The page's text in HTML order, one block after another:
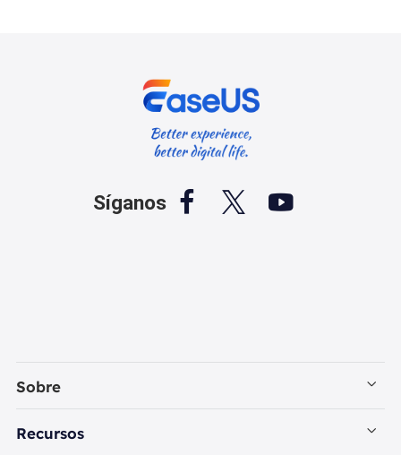
Síganos   
Sobre
Empresa
Recursos